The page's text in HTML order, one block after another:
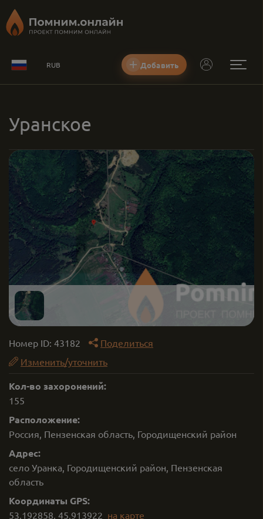
RUB Добавить
Уранское
Номер ID: 43182
Поделиться
Изменить/уточнить
Кол-во захоронений:
155
Расположение:
Россия, Пензенская область, Городищенский район
Адрес:
село Уранка, Городищенский район, Пензенская
область
Координаты GPS:
53.192858, 45.913922 на карте